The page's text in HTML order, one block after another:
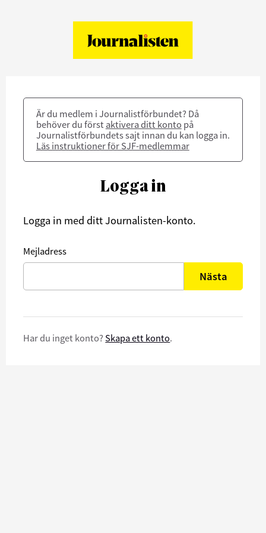
Är du medlem i Journalistförbundet? Då
behöver du först aktivera ditt konto på
Journalistförbundets sajt innan du kan logga in.
Läs instruktioner för SJF-medlemmar
Logga in
Logga in med ditt Journalisten-konto.
Mejladress
Nästa
Har du inget konto? Skapa ett konto.